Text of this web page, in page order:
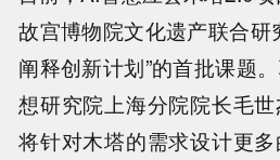
故宫博物院文化遗产联合研
阐释创新计划”的首批课题
想研究院上海分院院长毛
将针对木塔的需求设计更